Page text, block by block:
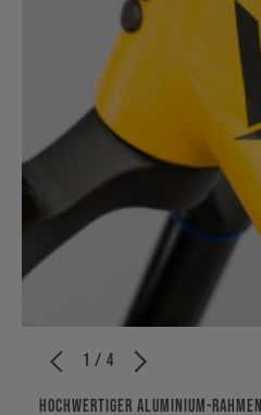
1 / 4
HOCHWERTIGER ALUMINIUM-RAHMEN